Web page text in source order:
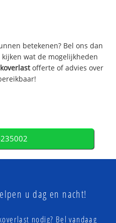
betekenen? Bel ons dan
kijken wat de mogelijkheden
offerte of advies over
u dag en nacht!
nodig? Bel vandaag